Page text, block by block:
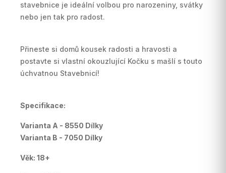
stavebnice je ideální volbou pro narozeniny, svátky
nebo jen tak pro radost.
Přineste si domů kousek radosti a hravosti a
postavte si vlastní okouzlující Kočku s mašlí s touto
úchvatnou Stavebnicí!
Specifikace:
Varianta A - 8550 Dílky
Varianta B - 7050 Dílky
Věk: 18+